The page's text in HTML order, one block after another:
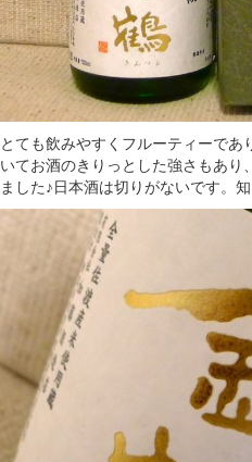
とても飲みやすくフルーティーで
いてお酒のきりっとした強さもあり
ました♪日本酒は切りがないです。